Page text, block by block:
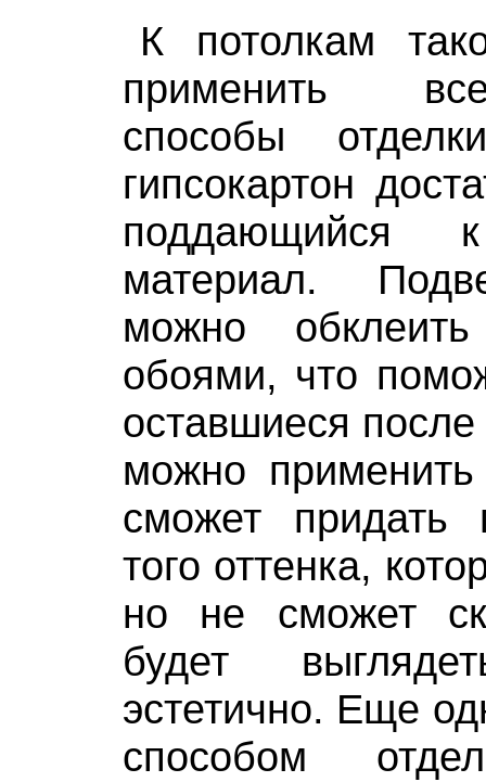
К потолкам
применить
способы
гипсокартон
поддающийся
материал.
можно
обоями, что
оставшиеся
можно применить
сможет придать
того оттенка,
но не сможет
будет
эстетично. Еще
способом